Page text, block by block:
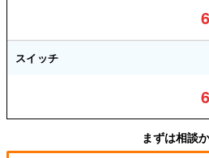
スイッチ
まずは相談